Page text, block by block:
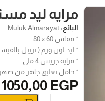
مرايه ليد
البائع: Muluk Almarayat
* مقاس 60 × 80
* ليد لون ورم ( تريبل
* مرايه جريش 4 ملي
* حامل تعليق جاهز من
1050,00 EGP